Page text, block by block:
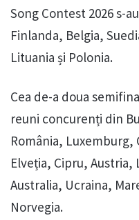
Song Contest 2026 s-
Finlanda, Belgia,
Lituania și Polonia.
Cea de-a doua
reuni concurenți din
România, Luxemburg,
Elveția, Cipru,
Australia, Ucraina,
Norvegia.